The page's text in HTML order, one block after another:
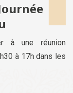
à une réunion
à 17h dans les